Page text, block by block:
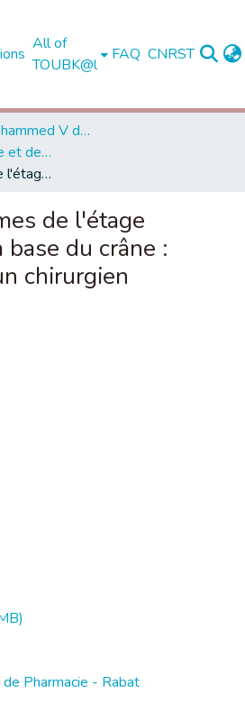
All of
TOUBK@l
FAQ CNRST
Université Mohammed V de Rabat
Faculté de Médecine et de Pharmacie - Rabat
Les meningiomes de l'étage antérieur de la base du crâne : expérience d'un chirurgien
de l'étage
du crâne :
chirurgien
Pharmacie - Rabat